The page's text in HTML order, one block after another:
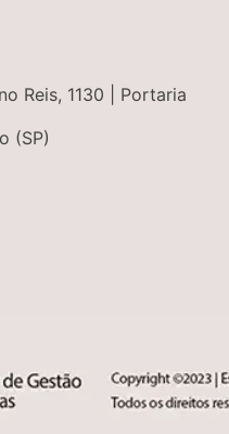
Reis, 1130 | Portaria
(SP)